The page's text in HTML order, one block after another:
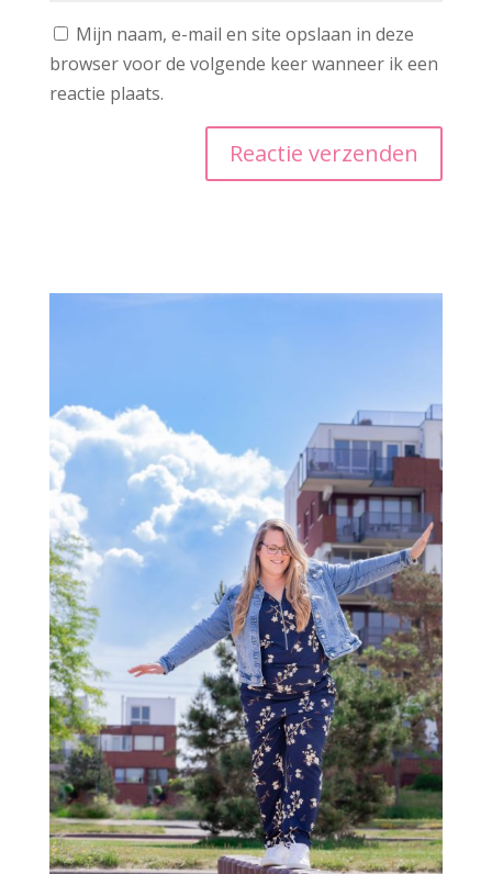
Mijn naam, e-mail en site opslaan in deze
browser voor de volgende keer wanneer ik een
reactie plaats.
i
v
e
: